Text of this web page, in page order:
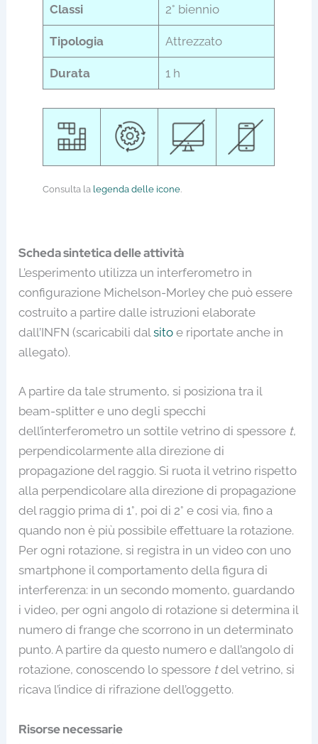
Classi 2° biennio
Tipologia Attrezzato
Durata 1 h
Consulta la legenda delle icone.
Scheda sintetica delle attività
L’esperimento utilizza un interferometro in
configurazione Michelson-Morley che può essere
costruito a partire dalle istruzioni elaborate
dall’INFN (scaricabili dalsito e riportate anche in
allegato).
A partire da tale strumento, si posiziona tra il
beam-splitter e uno degli specchi
dell’interferometro un sottile vetrino di spessore t,
perpendicolarmente alla direzione di
propagazione del raggio. Si ruota il vetrino rispetto
alla perpendicolare alla direzione di propagazione
del raggio prima di 1°, poi di 2° e cosi via, fino a
quando non è più possibile effettuare la rotazione.
Per ogni rotazione, si registra in un video con uno
smartphone il comportamento della figura di
interferenza: in un secondo momento, guardando
i video, per ogni angolo di rotazione si determina il
numero di frange che scorrono in un determinato
punto. A partire da questo numero e dall’angolo di
rotazione, conoscendo lo spessore tdel vetrino, si
ricava l’indice di rifrazione dell’oggetto.
Risorse necessarie